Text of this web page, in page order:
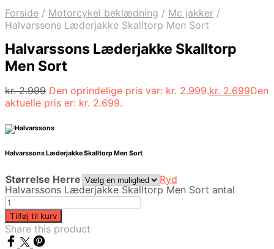
Forside / Motorcykel beklædning / Mc jakker /
Halvarssons Læderjakke Skalltorp Men Sort
Halvarssons Læderjakke Skalltorp
Men Sort
kr.2.999 Den oprindelige pris var: kr. 2.999.kr. 2.699Den
aktuelle pris er: kr. 2.699.
Halvarssons Læderjakke Skalltorp Men Sort
Størrelse Herre
Ryd
Halvarssons Læderjakke Skalltorp Men Sort antal
Tilføj til kurv
Share this product